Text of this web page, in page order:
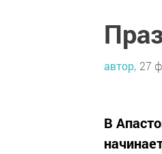
автор, 27
В